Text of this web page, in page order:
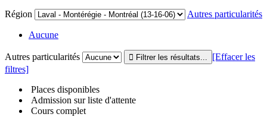
Région
Autres particularités
Aucune
Autres particularités
[Effacer les
filtres]
Places disponibles
Admission sur liste d'attente
Cours complet